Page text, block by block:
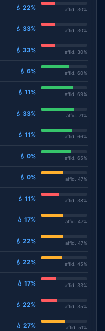
💧 22% affid. 30%
💧 33% affid. 30%
💧 33% affid. 30%
💧 6% affid. 60%
💧 11% affid. 69%
💧 33% affid. 71%
💧 11% affid. 66%
💧 0% affid. 65%
💧 0% affid. 47%
💧 11% affid. 38%
💧 17% affid. 47%
💧 22% affid. 47%
💧 22% affid. 45%
💧 17% affid. 33%
💧 22% affid. 35%
💧 27% affid. 51%